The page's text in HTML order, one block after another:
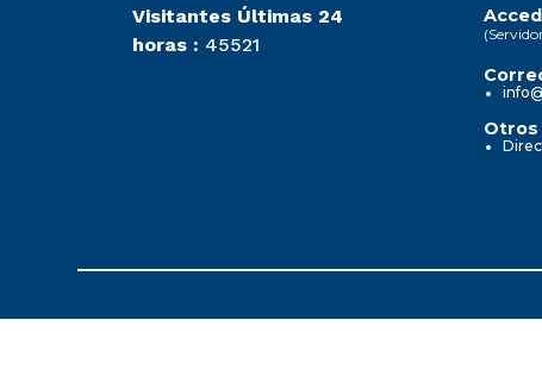
Visitantes Últimas 24
horas : 45521
Otros